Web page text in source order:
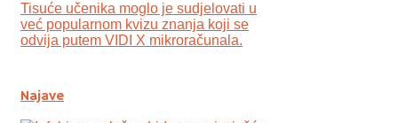
Tisuće učenika moglo je sudjelovati u
već popularnom kvizu znanja koji se
odvija putem VIDI X mikroračunala.
Najave